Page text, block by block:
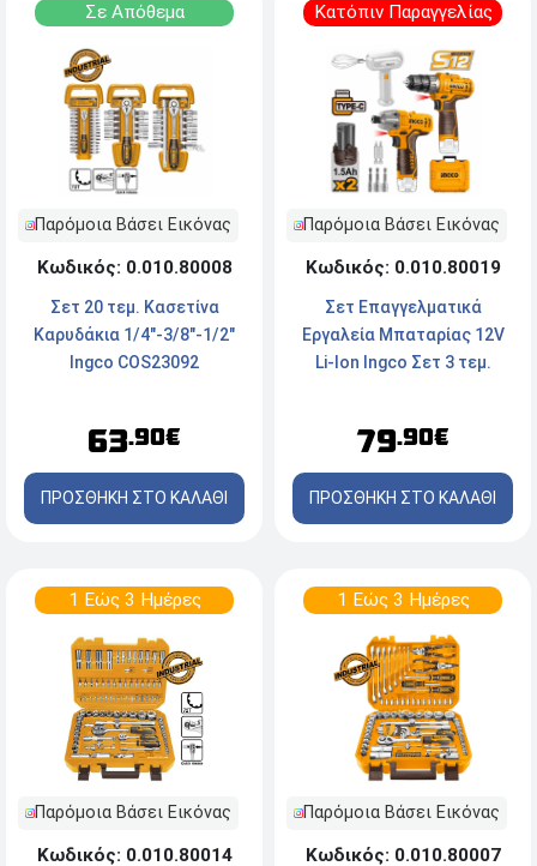
Σε Απόθεμα
Παρόμοια Βάσει Εικόνας
Κωδικός: 0.010.80008
Σετ 20 τεμ. Κασετίνα
Καρυδάκια 1/4"-3/8"-1/2"
Ingco COS23092
63.90€
ΠΡΟΣΘΗΚΗ ΣΤΟ ΚΑΛΑΘΙ
Κατόπιν Παραγγελίας
Παρόμοια Βάσει Εικόνας
Κωδικός: 0.010.80019
Σετ Επαγγελματικά
Εργαλεία Μπαταρίας 12V
Li-Ion Ingco Σετ 3 τεμ.
Μίξερ & Παλμικό Κατσαβίδι
79.90€
ΠΡΟΣΘΗΚΗ ΣΤΟ ΚΑΛΑΘΙ
1 Εώς 3 Ημέρες
Παρόμοια Βάσει Εικόνας
Κωδικός: 0.010.80014
1 Εώς 3 Ημέρες
Παρόμοια Βάσει Εικόνας
Κωδικός: 0.010.80007